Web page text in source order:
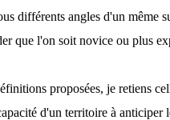
différents angles d'un même
que l'on soit novice ou plus
proposées, je retiens
d'un territoire à anticiper